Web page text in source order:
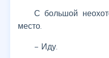
С большой
место.
– Иду.